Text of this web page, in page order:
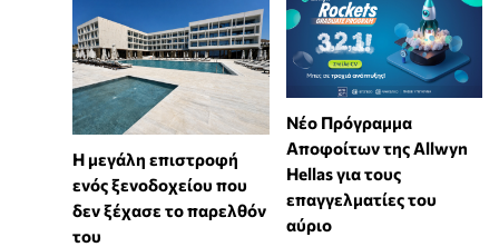
Η μεγάλη επιστροφή
ενός ξενοδοχείου που
δεν ξέχασε το παρελθόν
του
Νέο Πρόγραμμα
Αποφοίτων της Allwyn
Hellas για τους
επαγγελματίες του
αύριο